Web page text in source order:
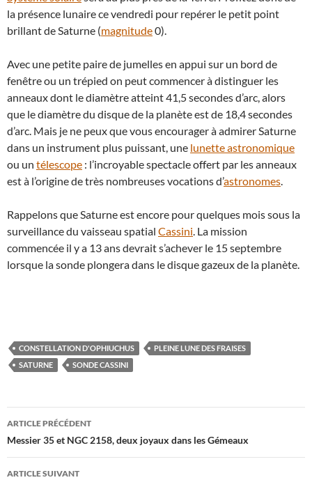
la présence lunaire ce vendredi pour repérer le petit point
brillant de Saturne (magnitude0).
Avec une petite paire de jumelles en appui sur un bord de
fenêtre ou un trépied on peut commencer à distinguer les
anneaux dont le diamètre atteint 41,5 secondes d’arc, alors
que le diamètre du disque de la planète est de 18,4 secondes
d’arc. Mais je ne peux que vous encourager à admirer Saturne
dans un instrument plus puissant, une lunette astronomique
ou un télescope : l’incroyable spectacle offert par les anneaux
est à l’origine de très nombreuses vocations d’astronomes.
Rappelons que Saturne est encore pour quelques mois sous la
surveillance du vaisseau spatial Cassini. La mission
commencée il y a 13 ans devrait s’achever le 15 septembre
lorsque la sonde plongera dans le disque gazeux de la planète.
CONSTELLATION D'OPHIUCHUS
PLEINE LUNE DES FRAISES
SATURNE
SONDE CASSINI
Navigation
des
articles
ARTICLE PRÉCÉDENT
Messier 35 et NGC 2158, deux joyaux dans les Gémeaux
ARTICLE SUIVANT